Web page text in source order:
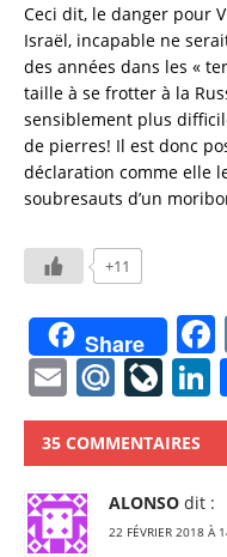
Ceci dit, le danger pour
Israël, incapable ne
des années dans les «
taille à se frotter à la
sensiblement plus
de pierres! Il est donc
déclaration comme elle
soubresauts d’un
+11
Share
E
m
ai
l
M
ai
l.
R
u
Li
v
eJ
o
u
e
35 COMMENTAIRES
ALONSO dit :
22 FÉVRIER 2018 À